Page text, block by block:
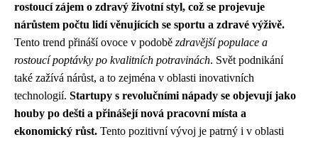
rostoucí zájem o zdravý životní styl, což se projevuje
nárůstem počtu lidí věnujících se sportu a zdravé výživě.
Tento trend přináší ovoce v podobě zdravější populace a
rostoucí poptávky po kvalitních potravinách. Svět podnikání
také zažívá nárůst, a to zejména v oblasti inovativních
technologií. Startupy s revolučními nápady se objevují jako
houby po dešti a přinášejí nová pracovní místa a
ekonomický růst. Tento pozitivní vývoj je patrný i v oblasti